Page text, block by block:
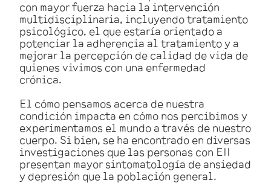
con mayor fuerza hacia la intervención
multidisciplinaria, incluyendo tratamiento
psicológico, el que estaría orientado a
potenciar la adherencia al tratamiento y a
mejorar la percepción de calidad de vida de
quienes vivimos con una enfermedad
crónica.
El cómo pensamos acerca de nuestra
condición impacta en cómo nos percibimos y
experimentamos el mundo a través de nuestro
cuerpo. Si bien, se ha encontrado en diversas
investigaciones que las personas con EII
presentan mayor sintomatología de ansiedad
y depresión que la población general.